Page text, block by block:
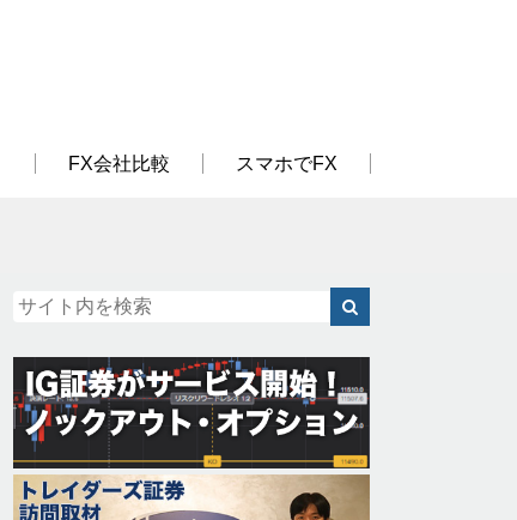
FX会社比較 スマホでFX